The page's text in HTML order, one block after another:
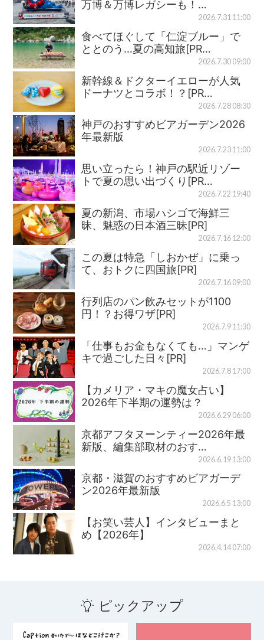
万博＆万博レガシーも！…
2026.7.31 11:00
食べてほぐして「仁淀ブルー」で
ととのう…夏の高知旅[PR…
2026.7.30 09:00
新幹線＆ドクターイエローが人気
ドーナツとコラボ！？[PR…
2026.7.28 08:30
神戸のおすすめビアガーデン2026
年最新版
2026.7.23 11:00
思い立ったら！神戸の駅近リゾー
トで夏の思い出づくり[PR…
2026.7.22 19:40
夏の新潟、市場ハシゴで海鮮三
昧、魅惑の日本酒三昧[PR]
2026.7.16 12:00
この夏は特急「しおかぜ」に乗っ
て、おトクに四国旅[PR]
2026.7.16 09:00
行列店のパン飲みセットが1100
円！？お得ワザ[PR]
2026.7.9 11:30
「仕事もお金もなくても…」マンゲ
キで過ごした日々[PR]
2026.7.8 17:00
【カメリア・マキの魔女占い】
2026年下半期の運勢は？
2026.6.29 06:00
京都アフタヌーンティー2026年最
新版、編集部取材のおす…
2026.6.19 13:00
京都・滋賀のおすすめビアガーデ
ン2026年最新版
2026.6.5 13:00
【お笑い芸人】インタビューまと
め【2026年】
2026.4.14 07:00
ピックアップ